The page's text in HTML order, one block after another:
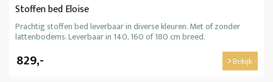
Stoffen bed Eloise
Prachtig stoffen bed leverbaar in diverse kleuren. Met of zonder
lattenbodems. Leverbaar in 140, 160 of 180 cm breed.
829,- Bekijk